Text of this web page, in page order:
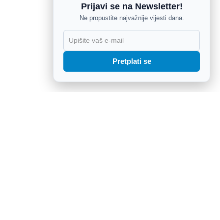
Prijavi se na Newsletter!
Ne propustite najvažnije vijesti dana.
Pretplati se